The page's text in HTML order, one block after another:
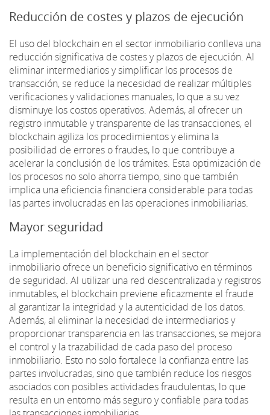
Reducción de costes y plazos de ejecución
El uso del blockchain en el sector inmobiliario conlleva una
reducción significativa de costes y plazos de ejecución. Al
eliminar intermediarios y simplificar los procesos de
transacción, se reduce la necesidad de realizar múltiples
verificaciones y validaciones manuales, lo que a su vez
disminuye los costos operativos. Además, al ofrecer un
registro inmutable y transparente de las transacciones, el
blockchain agiliza los procedimientos y elimina la
posibilidad de errores o fraudes, lo que contribuye a
acelerar la conclusión de los trámites. Esta optimización de
los procesos no solo ahorra tiempo, sino que también
implica una eficiencia financiera considerable para todas
las partes involucradas en las operaciones inmobiliarias.
Mayor seguridad
La implementación del blockchain en el sector
inmobiliario ofrece un beneficio significativo en términos
de seguridad. Al utilizar una red descentralizada y registros
inmutables, el blockchain previene eficazmente el fraude
al garantizar la integridad y la autenticidad de los datos.
Además, al eliminar la necesidad de intermediarios y
proporcionar transparencia en las transacciones, se mejora
el control y la trazabilidad de cada paso del proceso
inmobiliario. Esto no solo fortalece la confianza entre las
partes involucradas, sino que también reduce los riesgos
asociados con posibles actividades fraudulentas, lo que
resulta en un entorno más seguro y confiable para todas